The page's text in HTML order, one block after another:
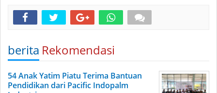
berita Rekomendasi
54 Anak Yatim Piatu Terima Bantuan
Pendidikan dari Pacific Indopalm